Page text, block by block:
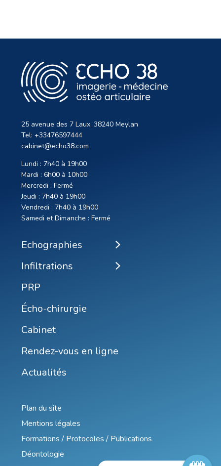
25 avenue des 7 Laux, 38240 Meylan
Tel: +33476597444
cabinet@echo38.com
Lundi : 7h40 à 19h00
Mardi : 6h00 à 10h00
Mercredi : Fermé
Jeudi : 7h40 à 19h00
Vendredi : 7h40 à 19h00
Samedi et Dimanche : Fermé
Echographies
Infiltrations
PRP
Écho-chirurgie
Cabinet
Rendez-vous en ligne
Actualités
Plan du site
Mentions légales
Formations / Protocoles / Publications
Déontologie